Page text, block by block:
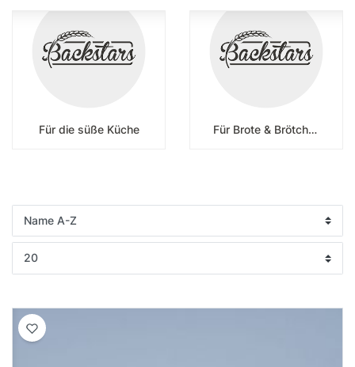
Für die süße Küche Für Brote & Brötchen